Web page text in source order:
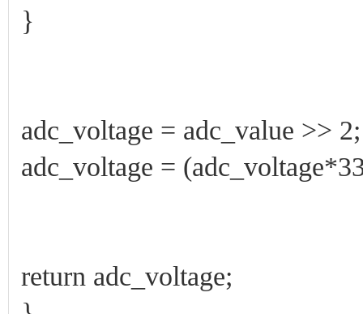
}
adc_voltage = adc_value >>
adc_voltage =
return adc_voltage;